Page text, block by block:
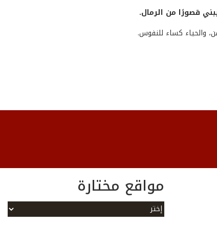
قصورًا من الرمال.
والحياء كساء للنفوس.
مواقع مختارة